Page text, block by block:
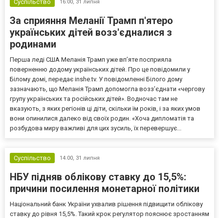
Суспільство 16:00, 31 липня
За сприяння Меланії Трамп п'ятеро
українських дітей возз'єдналися з
родинами
Перша леді США Меланія Трамп уже впʼяте посприяла
поверненню додому українських дітей. Про це повідомили у
Білому домі, передає inshe.tv. У повідомленні Білого дому
зазначають, що Меланія Трамп допомогла возз’єднати «чергову
групу українських та російських дітей». Водночас там не
вказують, з яких регіонів ці діти, скільки їм років, і за яких умов
вони опинилися далеко від своїх родин. «Хоча дипломатія та
розбудова миру важливі для цих зусиль, їх перевершує...
Суспільство 14:00, 31 липня
НБУ підняв облікову ставку до 15,5%:
причини посилення монетарної політики
Національний банк України ухвалив рішення підвищити облікову
ставку до рівня 15,5%. Такий крок регулятор пояснює зростанням